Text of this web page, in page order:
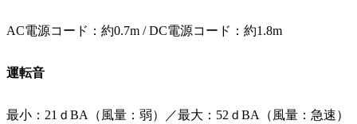
AC電源コード：約0.7m / DC電源コード：約1.8m
運転音
最小：21ｄBA（風量：弱）／最大：52ｄBA（風量：急速）